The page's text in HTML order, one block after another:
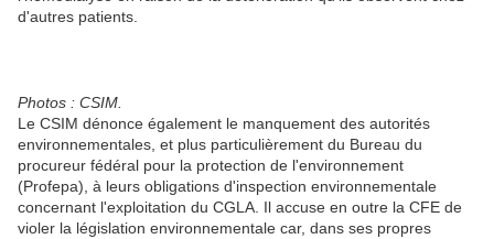
d'autres patients.
Photos : CSIM.
Le CSIM dénonce également le manquement des autorités
environnementales, et plus particulièrement du Bureau du
procureur fédéral pour la protection de l'environnement
(Profepa), à leurs obligations d'inspection environnementale
concernant l'exploitation du CGLA. Il accuse en outre la CFE de
violer la législation environnementale car, dans ses propres